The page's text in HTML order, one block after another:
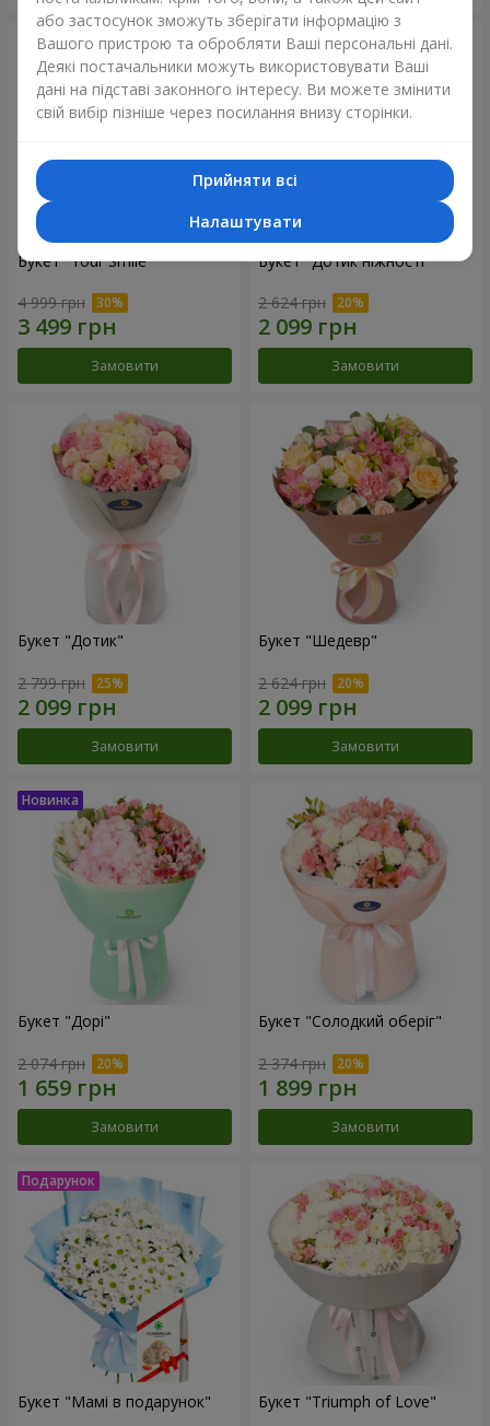
Букет "Your Smile"
4 999 грн
Замовити
Букет "Дотик ніжності"
2 624 грн
Замовити
Букет "Дотик"
2 799 грн
Замовити
Букет "Шедевр"
2 624 грн
Замовити
Букет "Дорі"
2 074 грн
Замовити
Букет "Солодкий оберіг"
2 374 грн
Замовити
Букет "Мамі в подарунок" Букет "Triumph of Love"
або застосунок зможуть зберігати інформацію з
Вашого пристрою та обробляти Ваші персональні дані.
Деякі постачальники можуть використовувати Ваші
дані на підставі законного інтересу. Ви можете змінити
свій вибір пізніше через посилання внизу сторінки.
Прийняти всі
Налаштувати